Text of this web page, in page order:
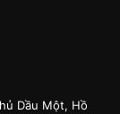
Dầu Một, Hồ